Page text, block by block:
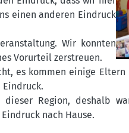
einen anderen Eindruck
Wir konnten
Vorurteil zerstreuen.
es kommen einige
Region, deshalb
nach Hause.